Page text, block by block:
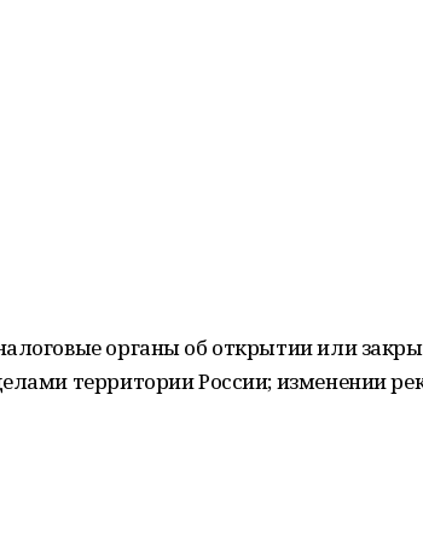
органы об открытии или
территории России; изменении